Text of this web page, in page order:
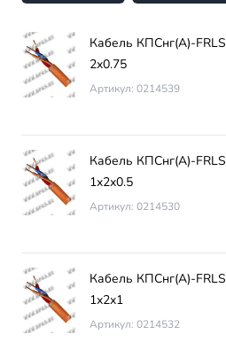
Кабель КПСнг(А)-FRLS
2х0.75
Артикул: 0214539
Кабель КПСнг(А)-FRLS
1х2х0.5
Артикул: 0214530
Кабель КПСнг(А)-FRLS
1х2х1
Артикул: 0214532